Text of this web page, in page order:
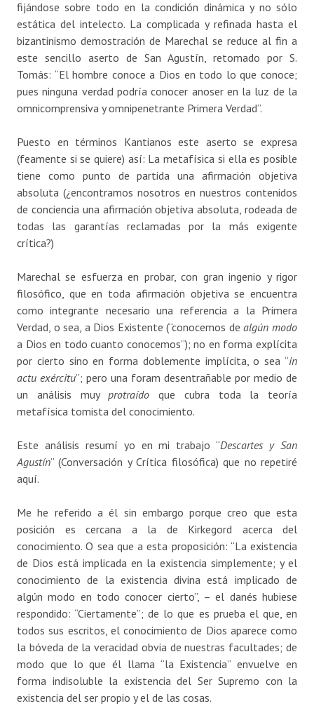
fijándose sobre todo en la condición dinámica y no sólo
estática del intelecto. La complicada y refinada hasta el
bizantinismo demostración de Marechal se reduce al fin a
este sencillo aserto de San Agustín, retomado por S.
Tomás: “El hombre conoce a Dios en todo lo que conoce;
pues ninguna verdad podría conocer anoser en la luz de la
omnicomprensiva y omnipenetrante Primera Verdad”.
Puesto en términos Kantianos este aserto se expresa
(feamente si se quiere) así: La metafísica si ella es posible
tiene como punto de partida una afirmación objetiva
absoluta (¿encontramos nosotros en nuestros contenidos
de conciencia una afirmación objetiva absoluta, rodeada de
todas las garantías reclamadas por la más exigente
crítica?)
Marechal se esfuerza en probar, con gran ingenio y rigor
filosófico, que en toda afirmación objetiva se encuentra
como integrante necesario una referencia a la Primera
Verdad, o sea, a Dios Existente (“conocemos dealgún modo
a Dios en todo cuanto conocemos”); no en forma explícita
por cierto sino en forma doblemente implícita, o sea “in
actu exércitu”; pero una foram desentrañable por medio de
un análisis muyprotraído que cubra toda la teoría
metafísica tomista del conocimiento.
Este análisis resumí yo en mi trabajo “Descartes y San
Agustín” (Conversación y Crítica filosófica) que no repetiré
aquí.
Me he referido a él sin embargo porque creo que esta
posición es cercana a la de Kirkegord acerca del
conocimiento. O sea que a esta proposición: “La existencia
de Dios está implicada en la existencia simplemente; y el
conocimiento de la existencia divina está implicado de
algún modo en todo conocer cierto”, – el danés hubiese
respondido: “Ciertamente”; de lo que es prueba el que, en
todos sus escritos, el conocimiento de Dios aparece como
la bóveda de la veracidad obvia de nuestras facultades; de
modo que lo que él llama “la Existencia” envuelve en
forma indisoluble la existencia del Ser Supremo con la
existencia del ser propio y el de las cosas.